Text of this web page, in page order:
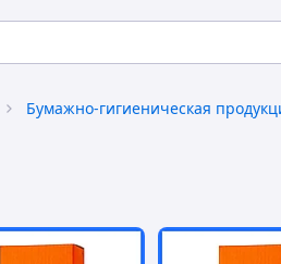
Бумажно-гигиеническая